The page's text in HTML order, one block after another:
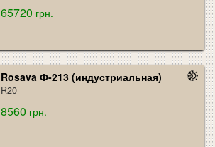
65720 грн.
Rosava Ф-213 (индустриальная)
R20
8560 грн.